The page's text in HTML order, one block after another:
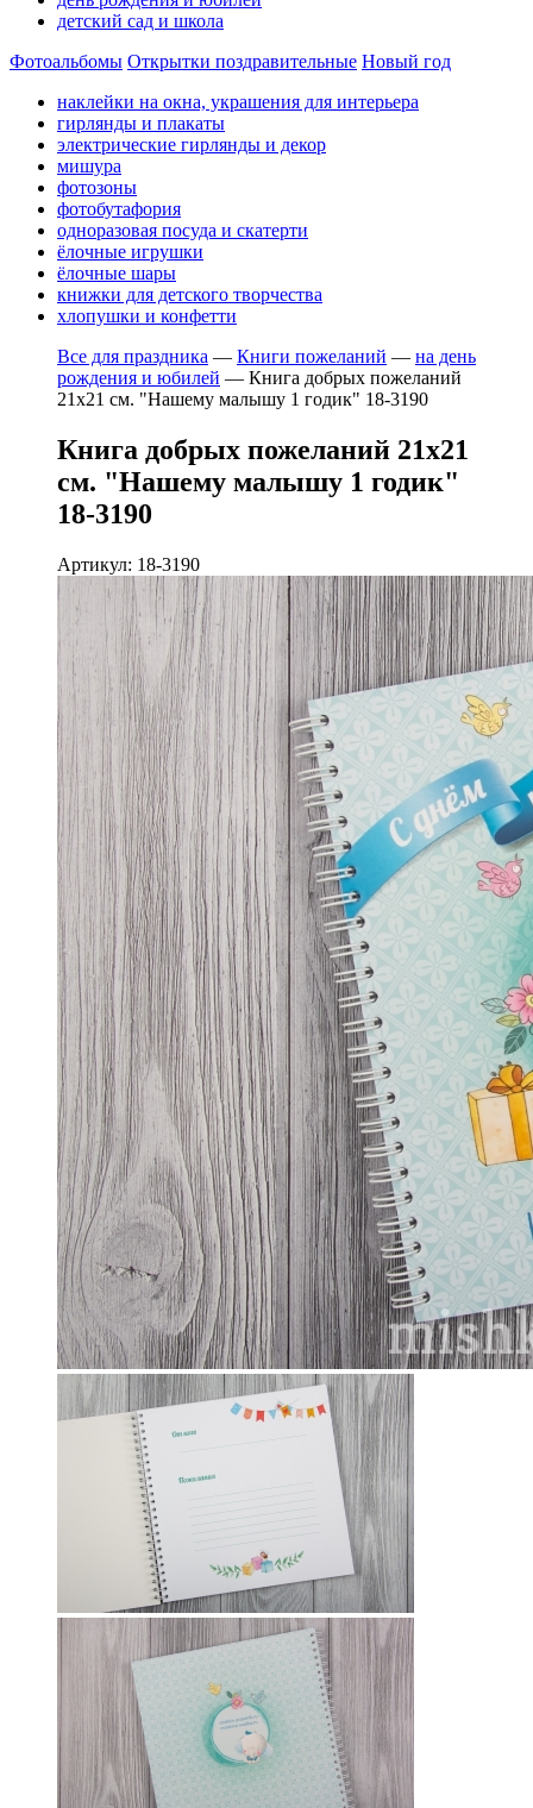
детский сад и школа
Фотоальбомы Открытки поздравительные Новый год
наклейки на окна, украшения для интерьера
гирлянды и плакаты
электрические гирлянды и декор
мишура
фотозоны
фотобутафория
одноразовая посуда и скатерти
ёлочные игрушки
ёлочные шары
книжки для детского творчества
хлопушки и конфетти
Все для праздника — Книги пожеланий — на день
рождения и юбилей — Книга добрых пожеланий
21х21 см. "Нашему малышу 1 годик" 18-3190
Книга добрых пожеланий 21х21
см. "Нашему малышу 1 годик"
18-3190
Артикул: 18-3190